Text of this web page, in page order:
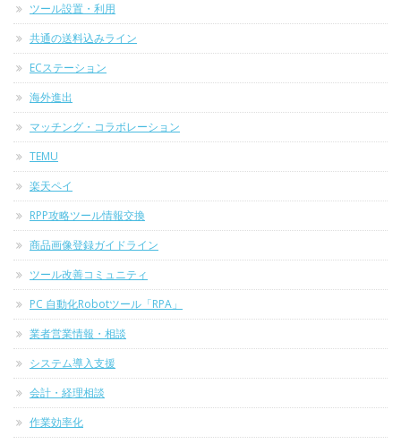
ツール設置・利用
共通の送料込みライン
ECステーション
海外進出
マッチング・コラボレーション
TEMU
楽天ペイ
RPP攻略ツール情報交換
商品画像登録ガイドライン
ツール改善コミュニティ
PC 自動化Robotツール「RPA」
業者営業情報・相談
システム導入支援
会計・経理相談
作業効率化